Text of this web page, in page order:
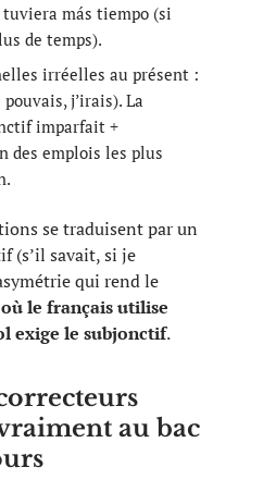
más tiempo (si
de temps).
irréelles au présent :
j’irais). La
imparfait +
des emplois les plus
se traduisent par un
(s’il savait, si je
qui rend le
le français utilise
exige le subjonctif.
au bac